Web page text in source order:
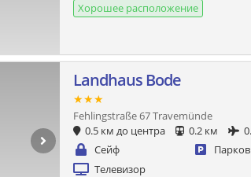
Хорошее расположение
Landhaus Bode
★★★
Fehlingstraße 67 Travemünde
0.5 км до центра
0.2 км
Сейф
Телевизор